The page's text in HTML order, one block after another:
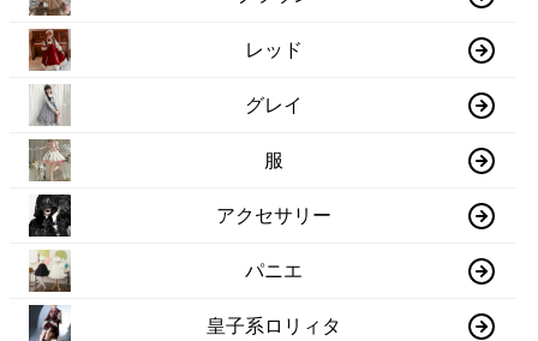
レッド
グレイ
服
アクセサリー
パニエ
皇子系ロリィタ